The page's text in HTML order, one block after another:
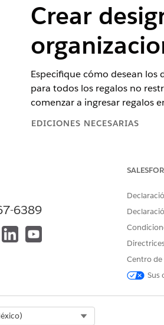
Crear
Especifique cómo desean los
para todos los regalos no
comenzar a ingresar regalos
EDICIONES NECESARIAS
Disponible en: Lightning
Disponible en: Ediciones
Disponible en: Ediciones
PERMISOS DE USUARIO
Para crear designaciones de
Desde el Iniciador de
Haga clic en
Para Nombre, ingrese un
6389
Centro de
Sus